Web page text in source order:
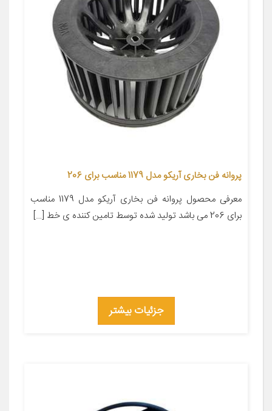
پروانه فن بخاری آریکو مدل 1179 مناسب برای 206
معرفی محصول پروانه فن بخاری آریکو مدل 1179 مناسب
برای 206 می باشد تولید شده توسط تامین کننده ی خط […]
جزئیات بیشتر